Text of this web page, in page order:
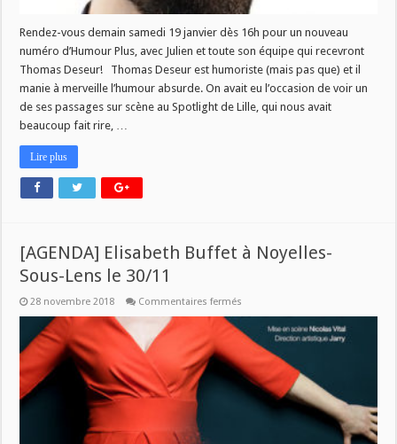
Rendez-vous demain samedi 19 janvier dès 16h pour un nouveau
numéro d’Humour Plus, avec Julien et toute son équipe qui recevront
Thomas Deseur! Thomas Deseur est humoriste (mais pas que) et il
manie à merveille l’humour absurde. On avait eu l’occasion de voir un
de ses passages sur scène au Spotlight de Lille, qui nous avait
beaucoup fait rire, …
Lire plus
[AGENDA] Elisabeth Buffet à Noyelles-
Sous-Lens le 30/11
28 novembre 2018 Commentaires fermés
Elisabeth
Buffet
Noyelles-
Sous-
Lens
le
30/11